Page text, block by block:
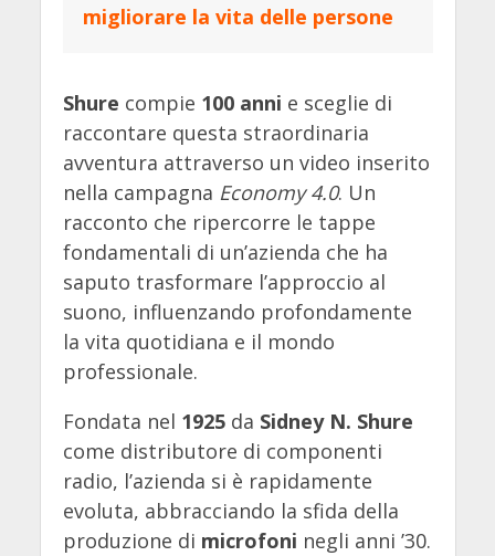
migliorare la vita delle persone
Shure compie 100 anni e sceglie di
raccontare questa straordinaria
avventura attraverso un video inserito
nella campagna Economy 4.0. Un
racconto che ripercorre le tappe
fondamentali di un’azienda che ha
saputo trasformare l’approccio al
suono, influenzando profondamente
la vita quotidiana e il mondo
professionale.
Fondata nel 1925da Sidney N. Shure
come distributore di componenti
radio, l’azienda si è rapidamente
evoluta, abbracciando la sfida della
produzione di microfoni negli anni ’30.